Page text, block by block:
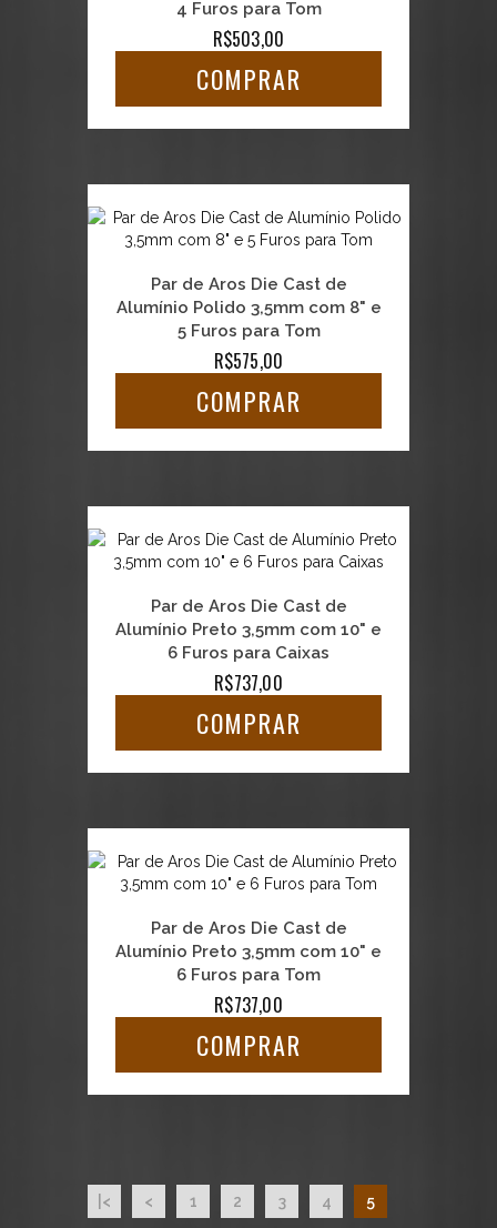
4 Furos para Tom
R$503,00
COMPRAR
Par de Aros Die Cast de
Alumínio Polido 3,5mm com 8" e
5 Furos para Tom
R$575,00
COMPRAR
Par de Aros Die Cast de
Alumínio Preto 3,5mm com 10" e
6 Furos para Caixas
R$737,00
COMPRAR
Par de Aros Die Cast de
Alumínio Preto 3,5mm com 10" e
6 Furos para Tom
R$737,00
COMPRAR
|< < 1 2 3 4 5